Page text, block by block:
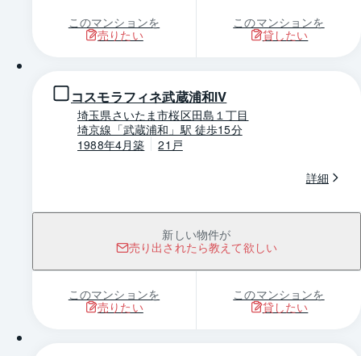
このマンションを
売りたい
このマンションを
貸したい
コスモラフィネ武蔵浦和Ⅳ
埼玉県さいたま市桜区田島１丁目
埼京線「武蔵浦和」駅 徒歩15分
1988年4月築
21戸
詳細
新しい物件が
売り出されたら教えて欲しい
このマンションを
売りたい
このマンションを
貸したい